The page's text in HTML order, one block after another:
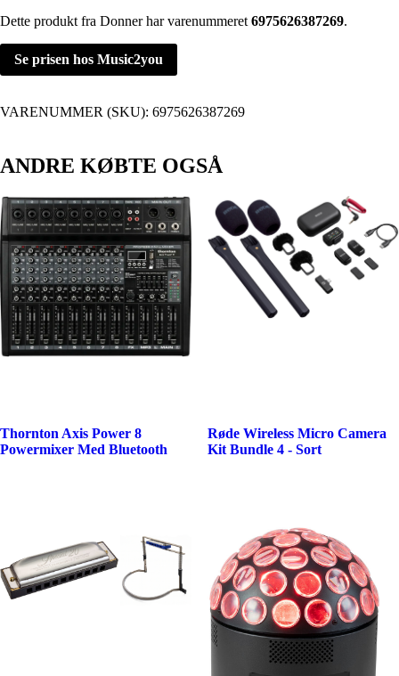
Dette produkt fra Donner har varenummeret 6975626387269.
Se prisen hos Music2you
VARENUMMER (SKU): 6975626387269
ANDRE KØBTE OGSÅ
Thornton Axis Power 8
Powermixer Med Bluetooth
Røde Wireless Micro Camera
Kit Bundle 4 - Sort